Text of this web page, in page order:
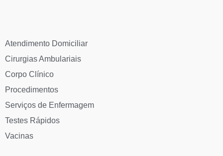
Atendimento Domiciliar
Cirurgias Ambulariais
Corpo Clínico
Procedimentos
Serviços de Enfermagem
Testes Rápidos
Vacinas